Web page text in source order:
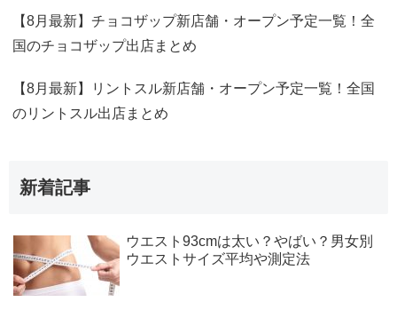
【8月最新】チョコザップ新店舗・オープン予定一覧！全
国のチョコザップ出店まとめ
【8月最新】リントスル新店舗・オープン予定一覧！全国
のリントスル出店まとめ
新着記事
ウエスト93cmは太い？やばい？男女別
ウエストサイズ平均や測定法